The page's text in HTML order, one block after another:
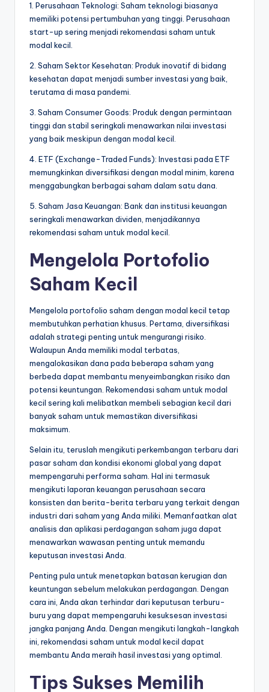
1. Perusahaan Teknologi: Saham teknologi biasanya
memiliki potensi pertumbuhan yang tinggi. Perusahaan
start-up sering menjadi rekomendasi saham untuk
modal kecil.
2. Saham Sektor Kesehatan: Produk inovatif di bidang
kesehatan dapat menjadi sumber investasi yang baik,
terutama di masa pandemi.
3. Saham Consumer Goods: Produk dengan permintaan
tinggi dan stabil seringkali menawarkan nilai investasi
yang baik meskipun dengan modal kecil.
4. ETF (Exchange-Traded Funds): Investasi pada ETF
memungkinkan diversifikasi dengan modal minim, karena
menggabungkan berbagai saham dalam satu dana.
5. Saham Jasa Keuangan: Bank dan institusi keuangan
seringkali menawarkan dividen, menjadikannya
rekomendasi saham untuk modal kecil.
Mengelola Portofolio
Saham Kecil
Mengelola portofolio saham dengan modal kecil tetap
membutuhkan perhatian khusus. Pertama, diversifikasi
adalah strategi penting untuk mengurangi risiko.
Walaupun Anda memiliki modal terbatas,
mengalokasikan dana pada beberapa saham yang
berbeda dapat membantu menyeimbangkan risiko dan
potensi keuntungan. Rekomendasi saham untuk modal
kecil sering kali melibatkan membeli sebagian kecil dari
banyak saham untuk memastikan diversifikasi
maksimum.
Selain itu, teruslah mengikuti perkembangan terbaru dari
pasar saham dan kondisi ekonomi global yang dapat
mempengaruhi performa saham. Hal ini termasuk
mengikuti laporan keuangan perusahaan secara
konsisten dan berita-berita terbaru yang terkait dengan
industri dari saham yang Anda miliki. Memanfaatkan alat
analisis dan aplikasi perdagangan saham juga dapat
menawarkan wawasan penting untuk memandu
keputusan investasi Anda.
Penting pula untuk menetapkan batasan kerugian dan
keuntungan sebelum melakukan perdagangan. Dengan
cara ini, Anda akan terhindar dari keputusan terburu-
buru yang dapat mempengaruhi kesuksesan investasi
jangka panjang Anda. Dengan mengikuti langkah-langkah
ini, rekomendasi saham untuk modal kecil dapat
membantu Anda meraih hasil investasi yang optimal.
Tips Sukses Memilih